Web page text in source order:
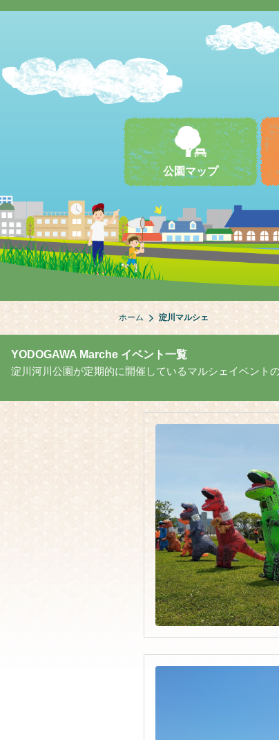
公園マップ
ホーム 淀川マルシェ
YODOGAWA Marche イベント一覧
淀川河川公園が定期的に開催しているマルシェイベント